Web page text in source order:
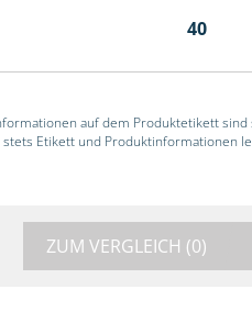
40
auf dem Produktetikett sind
Etikett und Produktinformationen
ZUM VERGLEICH (0)